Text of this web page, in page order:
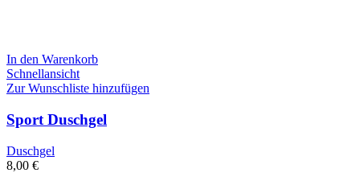
In den Warenkorb
Schnellansicht
Zur Wunschliste hinzufügen
Sport Duschgel
Duschgel
8,00 €